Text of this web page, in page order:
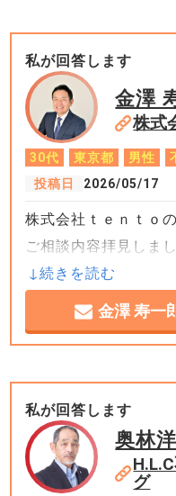
私が回答します
金澤
株式
30代 東京都 男性
投稿日
2026/05/17
株式会社ｔｅｎｔｏ
ご相談内容拝見しまし
立地が気に入ってい
結論から言うと、「
いません。
ただ、進め方は少し
金澤 寿一
私が回答します
奥林
グ